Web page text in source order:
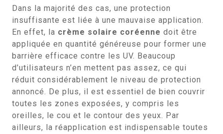
Dans la majorité des cas, une protection
insuffisante est liée à une mauvaise application.
En effet, la crème solaire coréenne doit être
appliquée en quantité généreuse pour former une
barrière efficace contre les UV. Beaucoup
d’utilisateurs n’en mettent pas assez, ce qui
réduit considérablement le niveau de protection
annoncé. De plus, il est essentiel de bien couvrir
toutes les zones exposées, y compris les
oreilles, le cou et le contour des yeux. Par
ailleurs, la réapplication est indispensable toutes